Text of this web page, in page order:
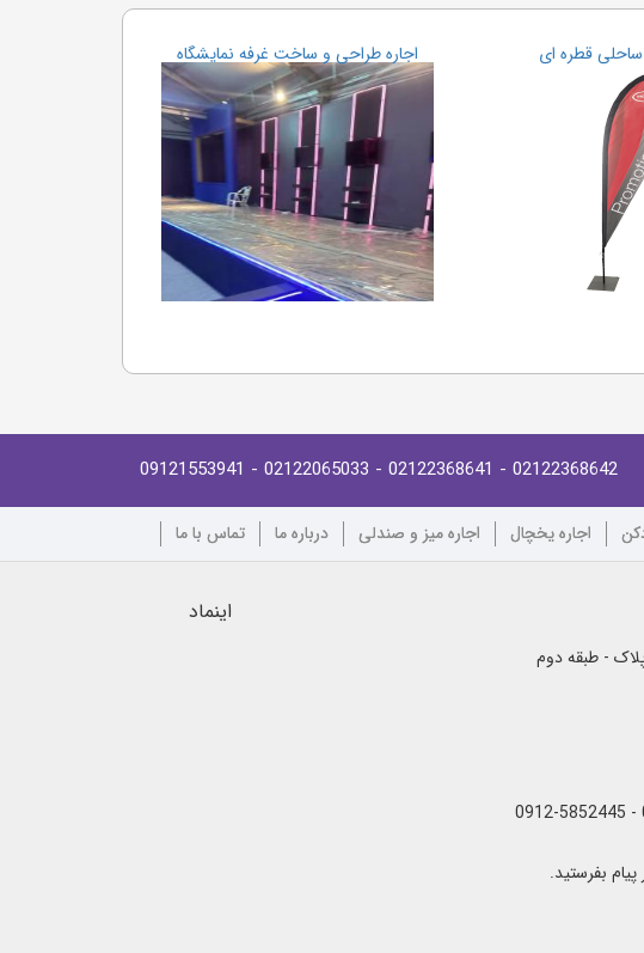
ساحلی قطره ای اجاره طراحی و ساخت غرفه نمایشگاه
02122368642
- 02122368641
- 02122065033
- 09121553941
اجاره یخچال اجاره میز و صندلی درباره ما تماس با ما
- طبقه دوم
اینماد